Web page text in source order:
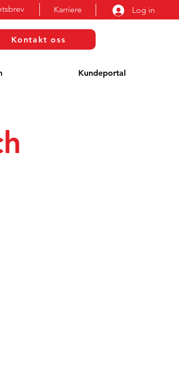
Karriere Log in
Kontakt oss
Kundeportal